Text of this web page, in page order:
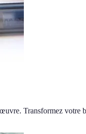
Transformez votre